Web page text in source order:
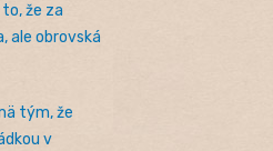
že za
ale obrovská
tým, že
v